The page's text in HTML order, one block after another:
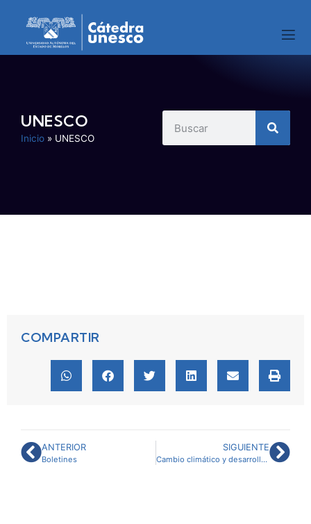
UNESCO
Inicio » UNESCO
COMPARTIR
ANTERIOR
Boletines
SIGUIENTE
Cambio climático y desarrollo sustentable en América Latina